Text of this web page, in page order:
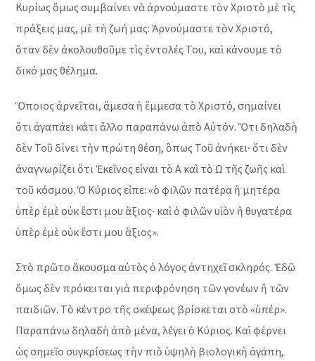
Κυρίως ὅμως συμβαίνει νὰ ἀρνούμαστε τὸν Χριστὸ μὲ τὶς
πράξεις μας, μὲ τὴ ζωή μας: Ἀρνούμαστε τὸν Χριστό,
ὅταν δὲν ἀκολουθοῦμε τὶς ἐντολές Του, καὶ κάνουμε τὸ
δικό μας θέλημα.
Ὅποιος ἀρνεῖται, ἄμεσα ὴ ἔμμεσα τὸ Χριστό, σημαίνει
ὅτι ἀγαπάει κάτι ἄλλο παραπάνω ἀπὸ Αὐτόν. Ὅτι δηλαδὴ
δὲν Τοῦ δίνει τὴν πρώτη θέση, ὅπως Τοῦ ἀνήκει∙ ὅτι δὲν
ἀναγνωρίζει ὅτι Ἐκεῖνος εἶναι τὸ Α καὶ τὸ Ω τῆς ζωῆς καὶ
τοῦ κόσμου. Ὁ Κύριος εἶπε: «ὁ φιλῶν πατέρα ἢ μητέρα
ὑπὲρ ἐμὲ οὐκ ἔστι μου ἄξιος∙ καὶ ὁ φιλῶν υἱὸν ἢ θυγατέρα
ὑπὲρ ἐμὲ οὐκ ἔστι μου ἄξιος».
Στὸ πρῶτο ἄκουσμα αὐτὸς ὁ λόγος ἀντηχεῖ σκληρός. Ἐδῶ
ὅμως δὲν πρόκειται γιὰ περιφρόνηση τῶν γονέων ἢ τῶν
παιδιῶν. Τὸ κέντρο τῆς σκέψεως βρίσκεται στὸ «ὑπέρ».
Παραπάνω δηλαδὴ ἀπὸ μένα, λέγει ὁ Κύριος. Καὶ φέρνει
ὡς σημεῖο συγκρίσεως τὴν πιὸ ὑψηλὴ βιολογικὴ ἀγάπη,